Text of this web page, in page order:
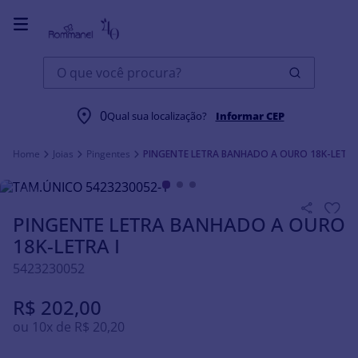
O que você procura?
0Qual sua localização? Informar CEP
Joias Pingentes PINGENTE LETRA BANHADO A OURO 18K-
PINGENTE LETRA BANHADO A OURO
18K-LETRA I
5423230052
R$ 202,00
ou 10x de R$ 20,20